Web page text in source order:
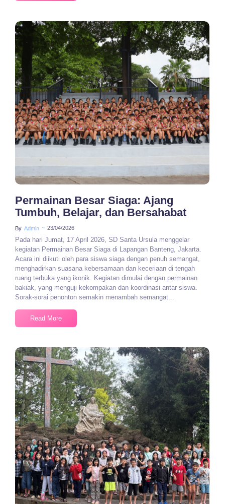
No Comments
Permainan Besar Siaga: Ajang
Tumbuh, Belajar, dan Bersahabat
By Admin ~ 23/04/2026
Pada hari Jumat, 17 April 2026, SD Santa Ursula menggelar
kegiatan Permainan Besar Siaga di Lapangan Banteng, Jakarta.
Acara ini diikuti oleh para siswa siaga dengan penuh semangat,
menghadirkan suasana kebersamaan dan keceriaan di tengah
ruang terbuka yang ikonik. Kegiatan dimulai dengan permainan
bakiak, yang menguji kekompakan dan koordinasi antar siswa.
Sorak-sorai penonton semakin menambah semangat...
Read More
No Comments